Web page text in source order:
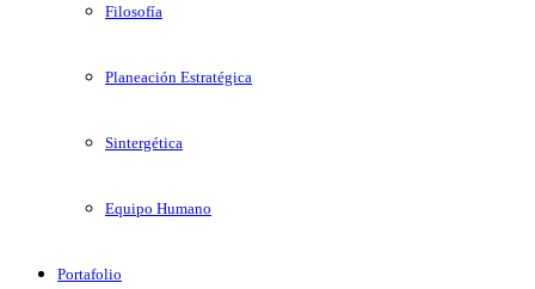
Filosofía
Planeación Estratégica
Sintergética
Equipo Humano
Portafolio